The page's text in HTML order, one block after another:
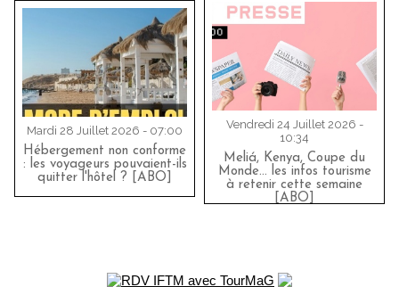
Mardi 28 Juillet 2026 - 07:00
Hébergement non conforme
: les voyageurs pouvaient-ils
quitter l'hôtel ? [ABO]
Vendredi 24 Juillet 2026 -
10:34
Meliá, Kenya, Coupe du
Monde… les infos tourisme
à retenir cette semaine
[ABO]